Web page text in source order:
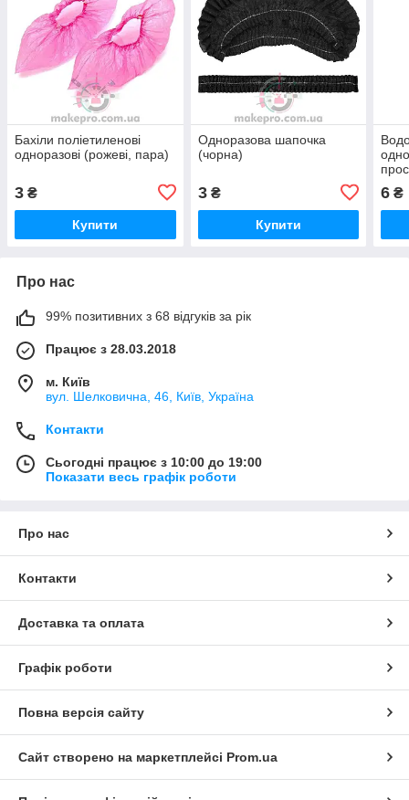
Бахіли поліетиленові
одноразові (рожеві, пара)
3 ₴
Купити
Одноразова шапочка
(чорна)
3₴
Купити
6 ₴
Про нас
99% позитивних з 68 відгуків за рік
Працює з 28.03.2018
м. Київ
вул. Шелковична, 46, Київ, Україна
Контакти
Сьогодні працює з 10:00 до 19:00
Показати весь графік роботи
Про нас
Контакти
Доставка та оплата
Графік роботи
Повна версія сайту
Сайт створено на маркетплейсі Prom.ua